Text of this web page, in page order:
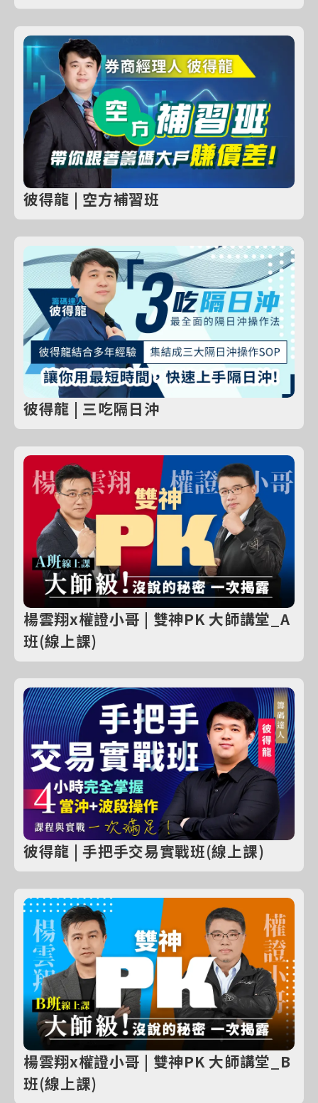
彼得龍 | 空方補習班
彼得龍 | 三吃隔日沖
楊雲翔x權證小哥 | 雙神PK 大師講堂_A
班(線上課)
彼得龍 | 手把手交易實戰班(線上課)
楊雲翔x權證小哥 | 雙神PK 大師講堂_B
班(線上課)